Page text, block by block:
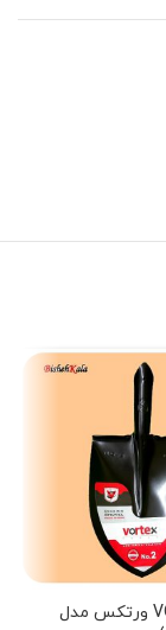
بیل VORTEX ورتکس مدل